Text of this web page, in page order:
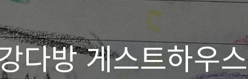
다방 게스트하우스